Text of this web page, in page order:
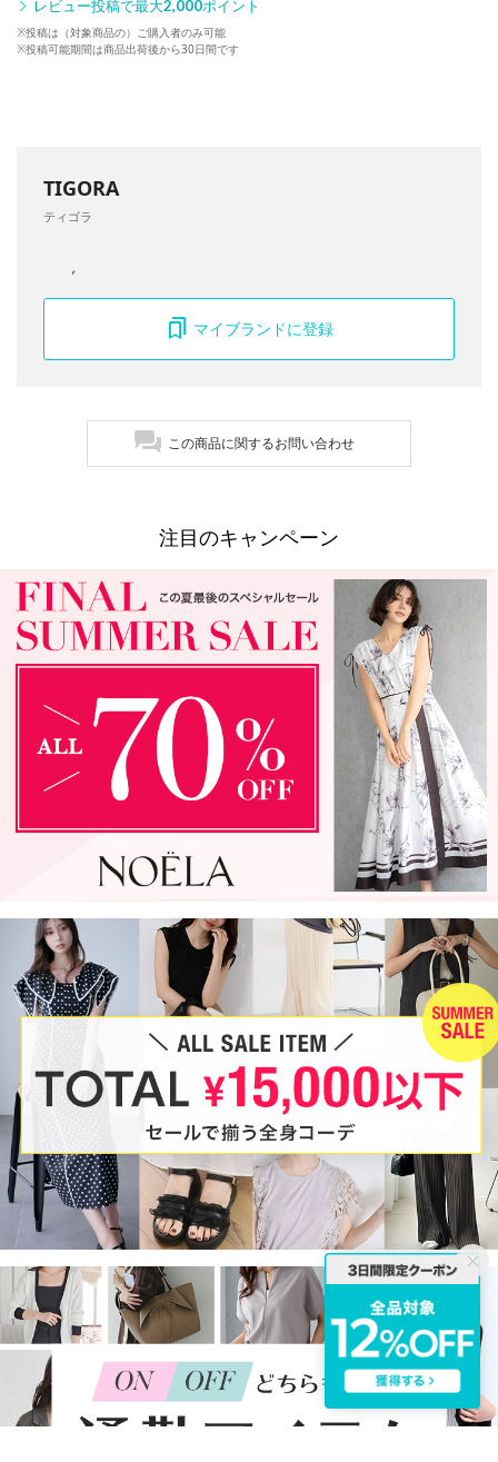
レビュー投稿で最大2,000ポイント
※投稿は（対象商品の）ご購入者のみ可能
※投稿可能期間は商品出荷後から30日間です
TIGORA
ティゴラ
マイブランドに登録
この商品に関するお問い合わせ
注目のキャンペーン